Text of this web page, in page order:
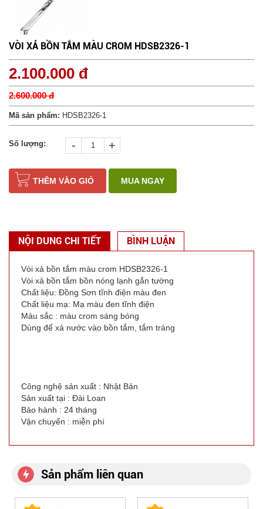
VÒI XẢ BỒN TẮM MÀU CROM HDSB2326-1
2.100.000 đ
2.600.000 đ
Mã sản phẩm: HDSB2326-1
Số lượng: - +
THÊM VÀO GIỎ MUA NGAY
NỘI DUNG CHI TIẾT BÌNH LUẬN
Vòi xả bồn tắm màu crom HDSB2326-1
Vòi xả bồn tắm bồn nóng lạnh gắn tường
Chất liệu: Đồng Sơn tĩnh điện màu đen
Chất liệu mạ: Mạ màu đen tĩnh điện
Màu sắc : màu crom sáng bóng
Dùng để xả nước vào bồn tắm, tắm tráng
Công nghệ sản xuất : Nhật Bản
Sản xuất tại : Đài Loan
Bảo hành : 24 tháng
Vận chuyển : miễn phí
Sản phẩm liên quan